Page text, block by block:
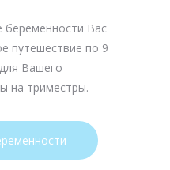
беременности Вас
путешествие по 9
Вашего
на триместры.